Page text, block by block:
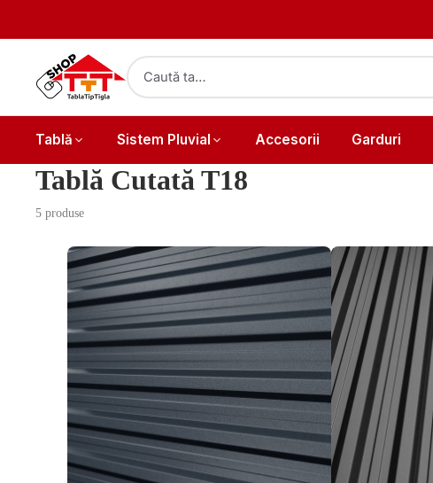
Tablă Sistem Pluvial Accesorii Garduri
Tablă Cutată T18
5 produse